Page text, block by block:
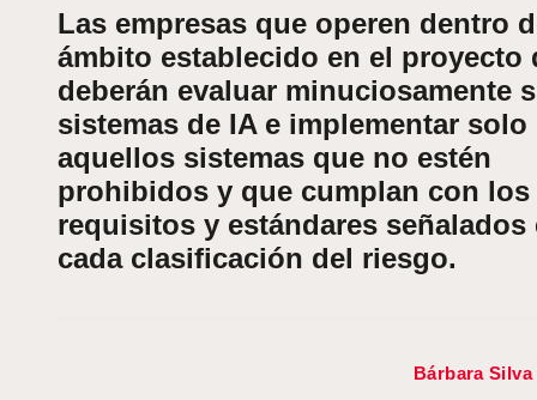
Las empresas que operen dentro
ámbito establecido en el proyecto
deberán evaluar minuciosamente
sistemas de IA e implementar solo
aquellos sistemas que no estén
prohibidos y que cumplan con los
requisitos y estándares señalados
cada clasificación del riesgo.
Bárbara